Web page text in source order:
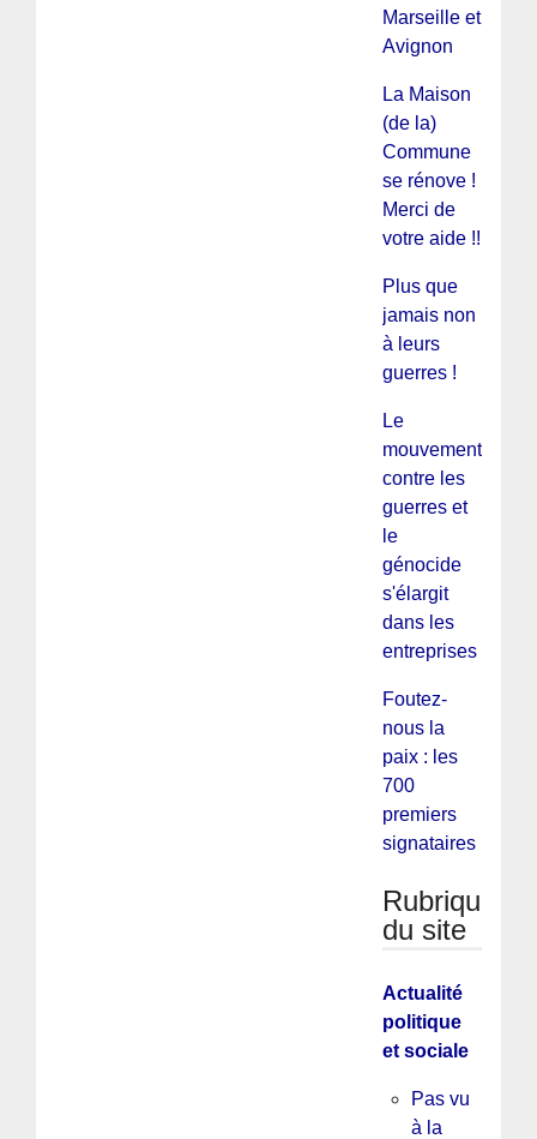
Marseille et
Avignon
La Maison
(de la)
Commune
se rénove !
Merci de
votre aide !!
Plus que
jamais non
à leurs
guerres !
Le
mouvement
contre les
guerres et
le
génocide
s'élargit
dans les
entreprises
Foutez-
nous la
paix : les
700
premiers
signataires
Rubriques
du site
Actualité
politique
et sociale
Pas vu
à la